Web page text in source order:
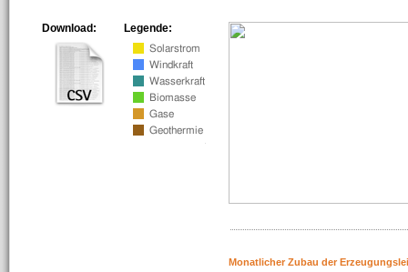
Legende:
Download:
Monatlicher Zubau der